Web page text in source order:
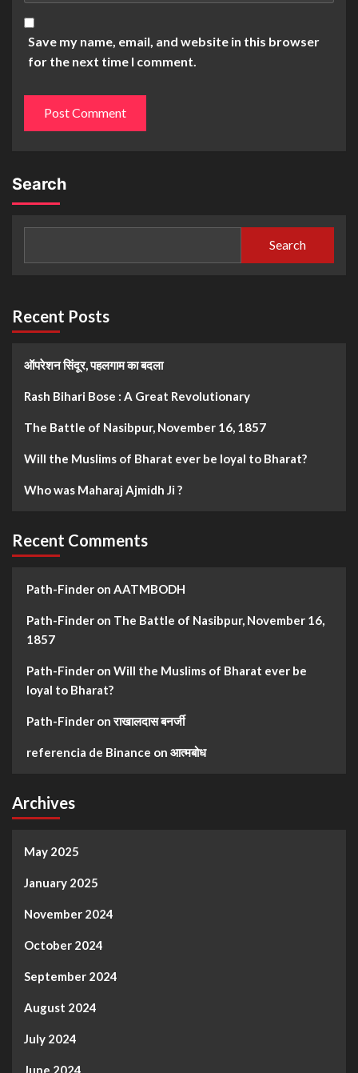
Save my name, email, and website in this browser
for the next time I comment.
Search
Search
Recent Posts
ऑपरेशन सिंदूर, पहलगाम का बदला
Rash Bihari Bose : A Great Revolutionary
The Battle of Nasibpur, November 16, 1857
Will the Muslims of Bharat ever be loyal to Bharat?
Who was Maharaj Ajmidh Ji ?
Recent Comments
Path-Finder on AATMBODH
Path-Finder on The Battle of Nasibpur, November 16,
1857
Path-Finder on Will the Muslims of Bharat ever be
loyal to Bharat?
Path-Finder onराखालदास बनर्जी
referencia de Binance on आत्मबोध
Archives
May 2025
January 2025
November 2024
October 2024
September 2024
August 2024
July 2024
June 2024